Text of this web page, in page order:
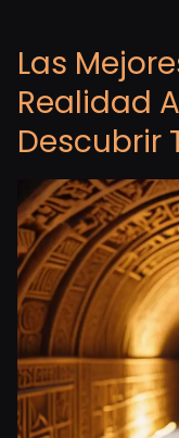
Las
Realidad
Descubrir